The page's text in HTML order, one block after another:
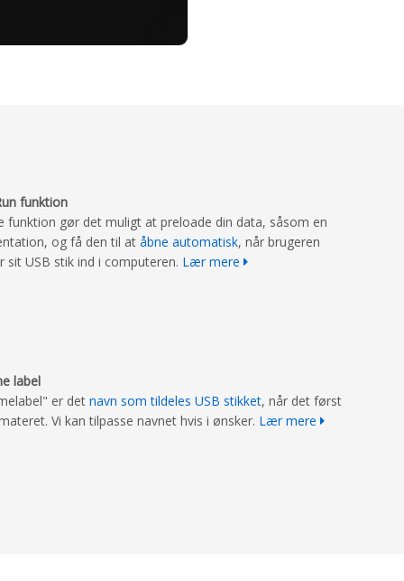
funktion
funktion gør det muligt at preloade din data, såsom en
og få den til atåbne automatisk, når brugeren
USB stik ind i computeren. Lær mere
label
er detnavn som tildeles USB stikket, når det først
Vi kan tilpasse navnet hvis i ønsker. Lær mere